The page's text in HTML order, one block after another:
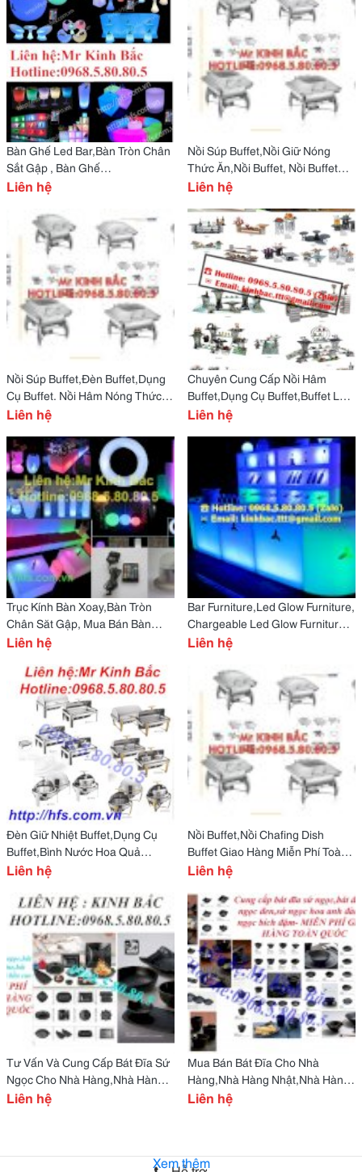
Bàn Ghế Led Bar,Bàn Tròn Chân
Sắt Gập , Bàn Ghế
Grosfillex,Ghế Bãi Biển,Ghế Hồ
Liên hệ
Nồi Súp Buffet,Nồi Giữ Nóng
Thức Ăn,Nồi Buffet, Nồi Buffet
Lắp Kính Cao Cấp,Dụng Cụ
Liên hệ
Nồi Súp Buffet,Đèn Buffet,Dụng
Cụ Buffet. Nồi Hâm Nóng Thức
Ăn Buffet,Nồi Buffet
Liên hệ
Chuyên Cung Cấp Nồi Hâm
Buffet,Dụng Cụ Buffet,Buffet Lắp
Kính Nhà Hàng
Liên hệ
Trục Kính Bàn Xoay,Bàn Tròn
Chân Săt Gập, Mua Bán Bàn
Tròn Trục Kính Xoay,Bàn Tròn Hội
Liên hệ
Bar Furniture,Led Glow Furniture,
Chargeable Led Glow Furniture ,
Led Tables,Bàn Ghế Phát Sáng
Liên hệ
Đèn Giữ Nhiệt Buffet,Dụng Cụ
Buffet,Bình Nước Hoa Quả
Buffet, Giao Hàng Đúng Hẹn, Nồi
Liên hệ
Nồi Buffet,Nồi Chafing Dish
Buffet Giao Hàng Miễn Phí Toàn
Quốc Mua Bán Nồi Hâm
Liên hệ
Tư Vấn Và Cung Cấp Bát Đĩa Sứ
Ngọc Cho Nhà Hàng,Nhà Hàng
Nhật, Nhà Hàng Bbq,
Liên hệ
Mua Bán Bát Đĩa Cho Nhà
Hàng,Nhà Hàng Nhật,Nhà Hàng
Lẩu Nướng,Nhà Hàng Hàn,
Liên hệ
Xem thêm